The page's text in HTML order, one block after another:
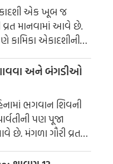
એક ખૂબ જ
માનવામાં આવે છે.
કામિકા એકાદશીની
અને આ દિવસે પૂજા
સમય જાણીએ.
અને બંગડીઓ
ભગવાન શિવની
પણ પૂજા
છે. મંગળા ગૌરી વ્રત
તીજ જેવા પ્રસંગોએ